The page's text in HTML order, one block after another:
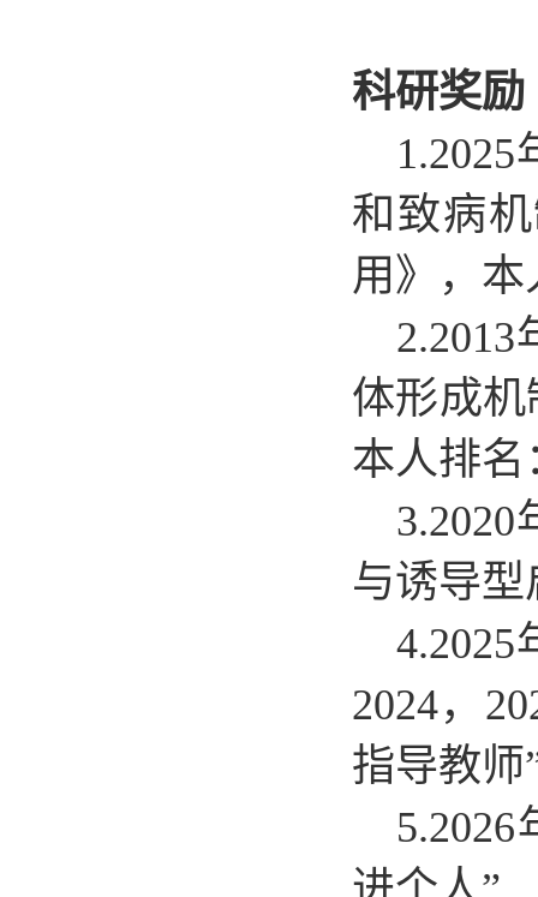
科研奖励
1.2025
和致病
用》，本
2.2013
体形成
本人排名
与诱导
2024，
指导教师